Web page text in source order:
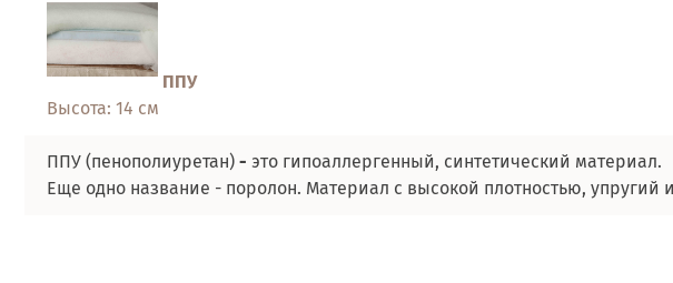
ППУ
Высота: 14 см
ППУ (пенополиуретан) - это гипоаллергенный, синтетический материал.
Еще одно название - поролон. Материал с высокой плотностью, упругий